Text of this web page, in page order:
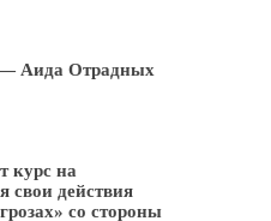
Аида Отрадных
курс на
свои действия
со стороны